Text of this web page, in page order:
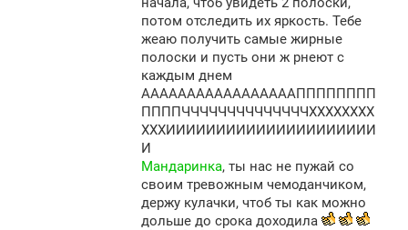
потом отследить их яркость. Тебе
жеаю получить самые жирные
полоски и пусть они ж рнеют с
каждым днем
АААААААААААААААААПППППППП
ППППЧЧЧЧЧЧЧЧЧЧЧЧЧЧХХХХХХХХ
ХХХИИИИИИИИИИИИИИИИИИИИИ
И
Мандаринка, ты нас не пужай со
своим тревожным чемоданчиком,
держу кулачки, чтоб ты как можно
дольше до срока доходила